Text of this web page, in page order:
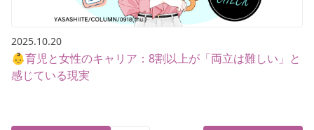
2025.10.20
👶育児と女性のキャリア：8割以上が「両立は難しい」と
感じている現実